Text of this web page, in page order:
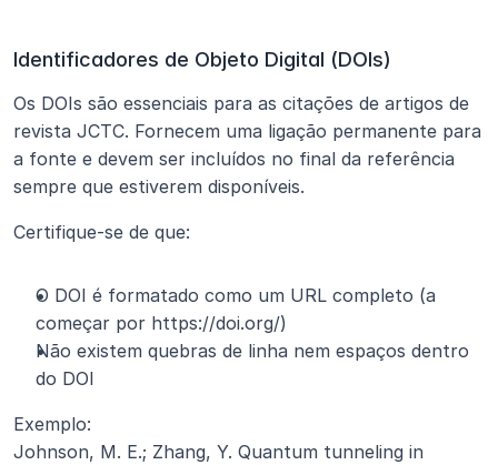
Identificadores de Objeto Digital (DOIs)
Os DOIs são essenciais para as citações de artigos de
revista JCTC. Fornecem uma ligação permanente para
a fonte e devem ser incluídos no final da referência
sempre que estiverem disponíveis.
Certifique-se de que:
O DOI é formatado como um URL completo (a
começar por https://doi.org/)
Não existem quebras de linha nem espaços dentro
do DOI
Exemplo:
Johnson, M. E.; Zhang, Y. Quantum tunneling in